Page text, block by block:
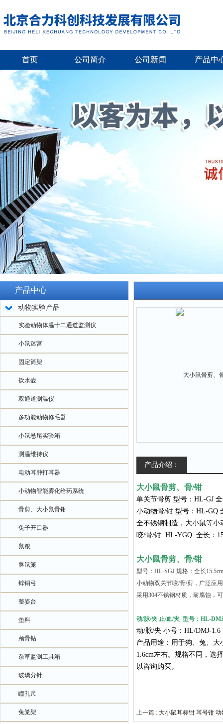
首页 公司简介 公司新闻 产品中
产品中心
动物实验产品
实验动物体温十二通道监测仪
小鼠迷宫
固定筒架
饮水壶
双通道测温仪
多功能动物修毛器
小鼠悬尾实验箱
测温维持仪
电动耳肿打耳器
小动物智能雾化给药系统
骨剪、大小鼠骨钳
兔子开口器
鼠粮
豚鼠笼
锌铜弓
整姿台
垫料
颅骨钻
杂草监测工具箱
玻璃分针
瞳孔尺
兔笼架
产品介绍：
大小鼠骨剪、骨/钳
单关节骨剪 型号：HL-GJ
小动物骨/钳 型号：HL-GQ
全不锈钢制造，大小鼠等
咬/骨/钳 HL-YGQ 全长：
大小鼠骨剪、骨/钳
型号：HL-SGJ 规格： 全长15.5cm
小动物双关节咬/骨/剪，广泛应
采用304不锈钢材质，耐腐蚀，
动/脉/夹 止/血/夹 型号：HL-
动/脉/夹 小号：HL/DMJ-
产品用途：用于狗、兔、大
1.6cm左右。规格不同，选
以咨询购买。
上一篇 : 大小鼠耳标钳 耳号钳